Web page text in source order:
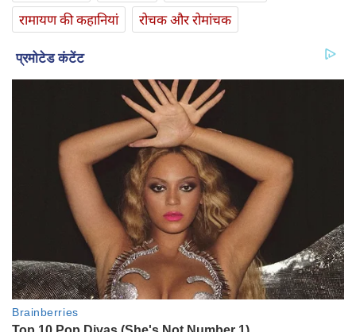
रामायण की कहानियां
रोचक और रोमांचक